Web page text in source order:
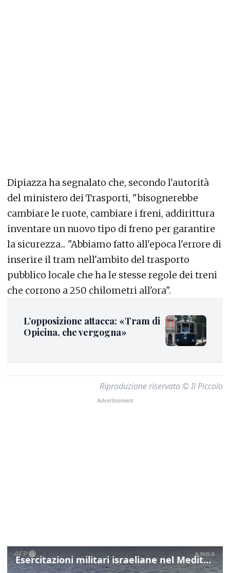
Dipiazza ha segnalato che, secondo l'autorità
del ministero dei Trasporti, "bisognerebbe
cambiare le ruote, cambiare i freni, addirittura
inventare un nuovo tipo di freno per garantire
la sicurezza... "Abbiamo fatto all'epoca l'errore di
inserire il tram nell'ambito del trasporto
pubblico locale che ha le stesse regole dei treni
che corrono a 250 chilometri all'ora".
L’opposizione attacca: «Tram di
Opicina, che vergogna»
Riproduzione riservata © Il Piccolo
Esercitazioni militari israeliane nel Mediterraneo e nel Mar Rosso